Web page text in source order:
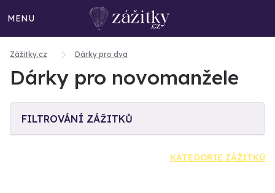
MENU
Zážitky.cz Dárky pro dva
Dárky pro novomanžele
FILTROVÁNÍ ZÁŽITKŮ
KATEGORIE ZÁŽITKŮ